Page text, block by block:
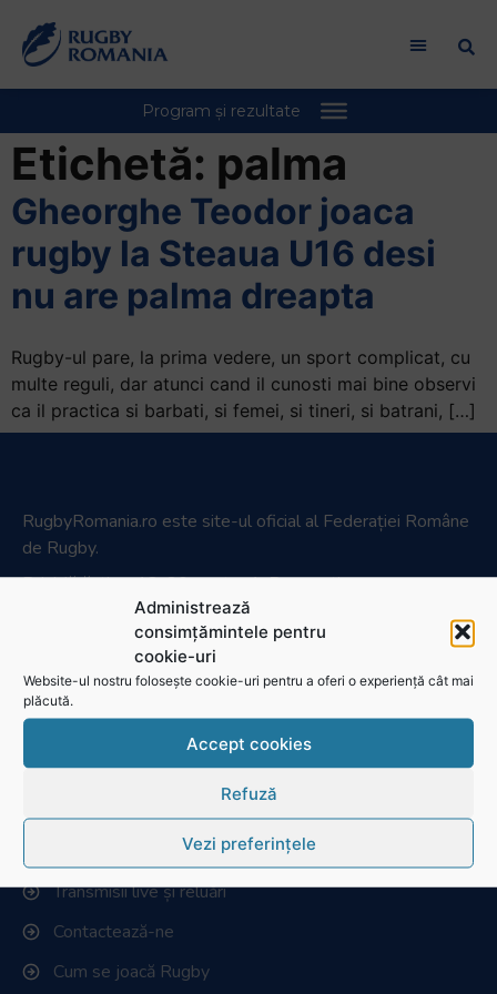
Administrează
consimțămintele pentru
cookie-uri
Website-ul nostru folosește cookie-uri pentru a oferi o experiență cât mai
plăcută.
Accept cookies
Refuză
Vezi preferințele
Etichetă: palma
Gheorghe Teodor joaca
rugby la Steaua U16 desi
nu are palma dreapta
Rugby-ul pare, la prima vedere, un sport complicat, cu
multe reguli, dar atunci cand il cunosti mai bine observi
ca il practica si barbati, si femei, si tineri, si batrani, […]
RugbyRomania.ro este site-ul oficial al Federației Române
de Rugby.
Bd. Mărăști nr. 18-20, sector 1, București
031.1000.500
Fax: 031.1000.400
© Toate drepturile sunt rezervate.
Website realizat și întreținut de SINGA
Navighează în website
Transmisii live și reluări
Contactează-ne
Cum se joacă Rugby